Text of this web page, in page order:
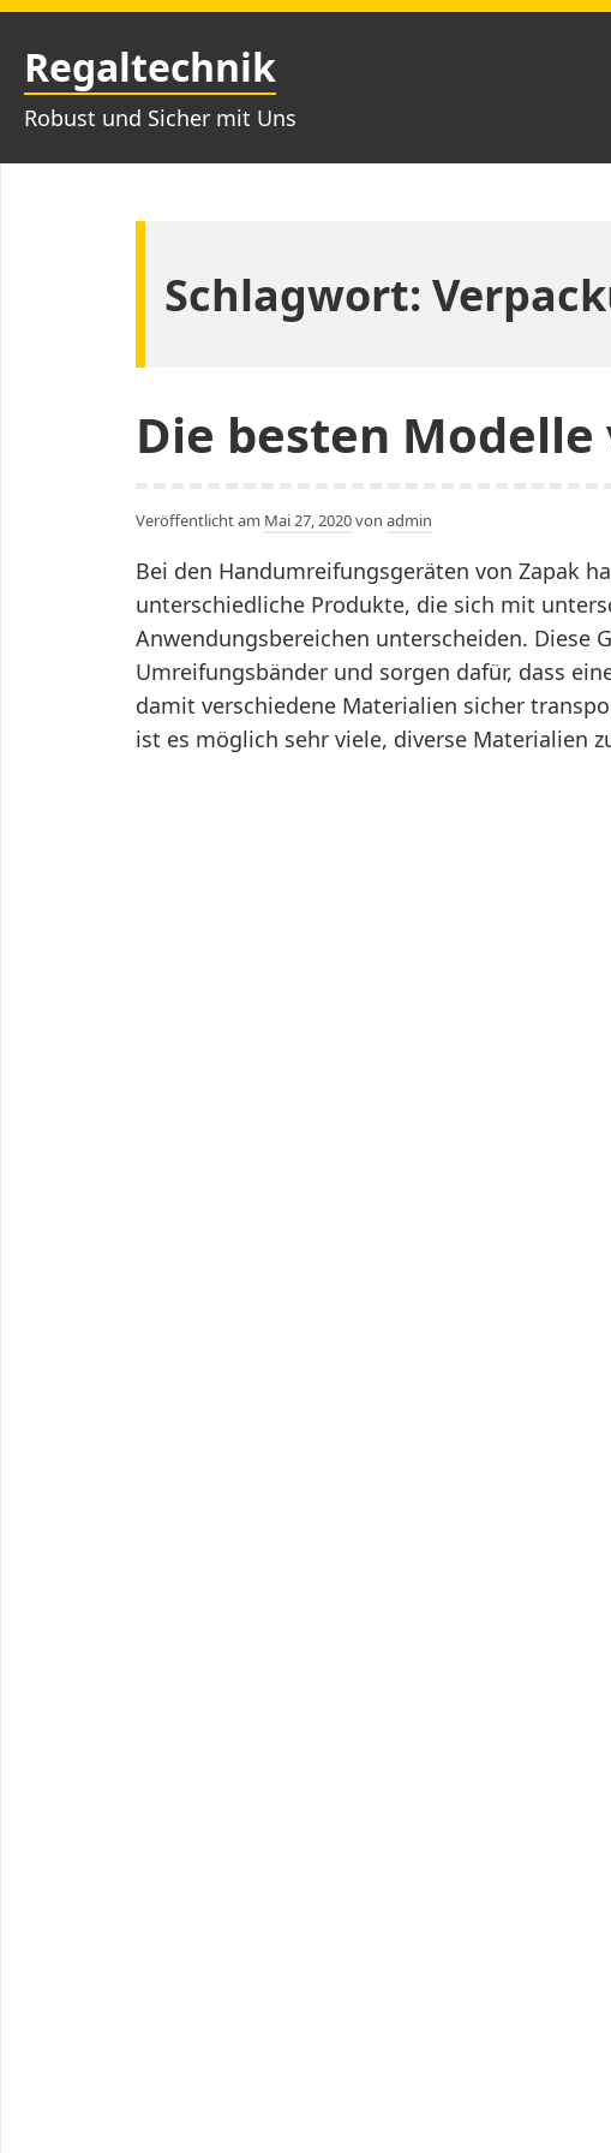
Zum
Inhalt
springen
Regaltechnik
Robust und Sicher mit Uns
Schlagwort:
Die besten Modelle
Veröffentlicht am Mai 27, 2020von admin
Bei den Handumreifungsgeräten von Zapak
unterschiedliche Produkte, die sich mit
Anwendungsbereichen unterscheiden. Diese
Umreifungsbänder und sorgen dafür, dass
damit verschiedene Materialien sicher
ist es möglich sehr viele, diverse Materialien